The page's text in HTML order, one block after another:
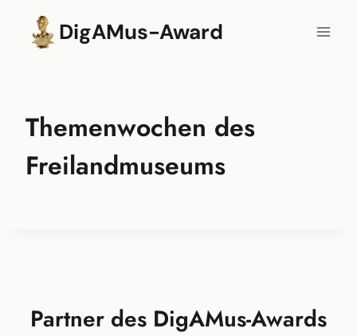
springen
DigAMus-Award
Themenwochen des
Freilandmuseums
Partner des DigAMus-Awards